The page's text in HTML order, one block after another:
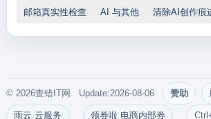
邮箱真实性检查 AI 与其他 清除AI创作痕
© 2026查错IT网. Update:2026-08-06 赞助
雨云 云服务 领券啦 电商内部券